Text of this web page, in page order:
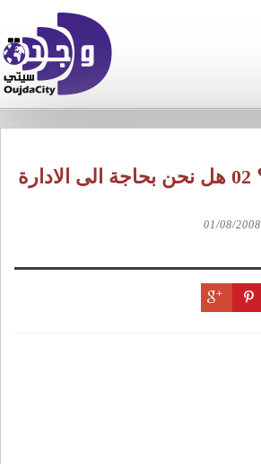
اي ادارة نريد ؟؟ 02 هل نحن بحاجة الى الادارة
01/08/2008